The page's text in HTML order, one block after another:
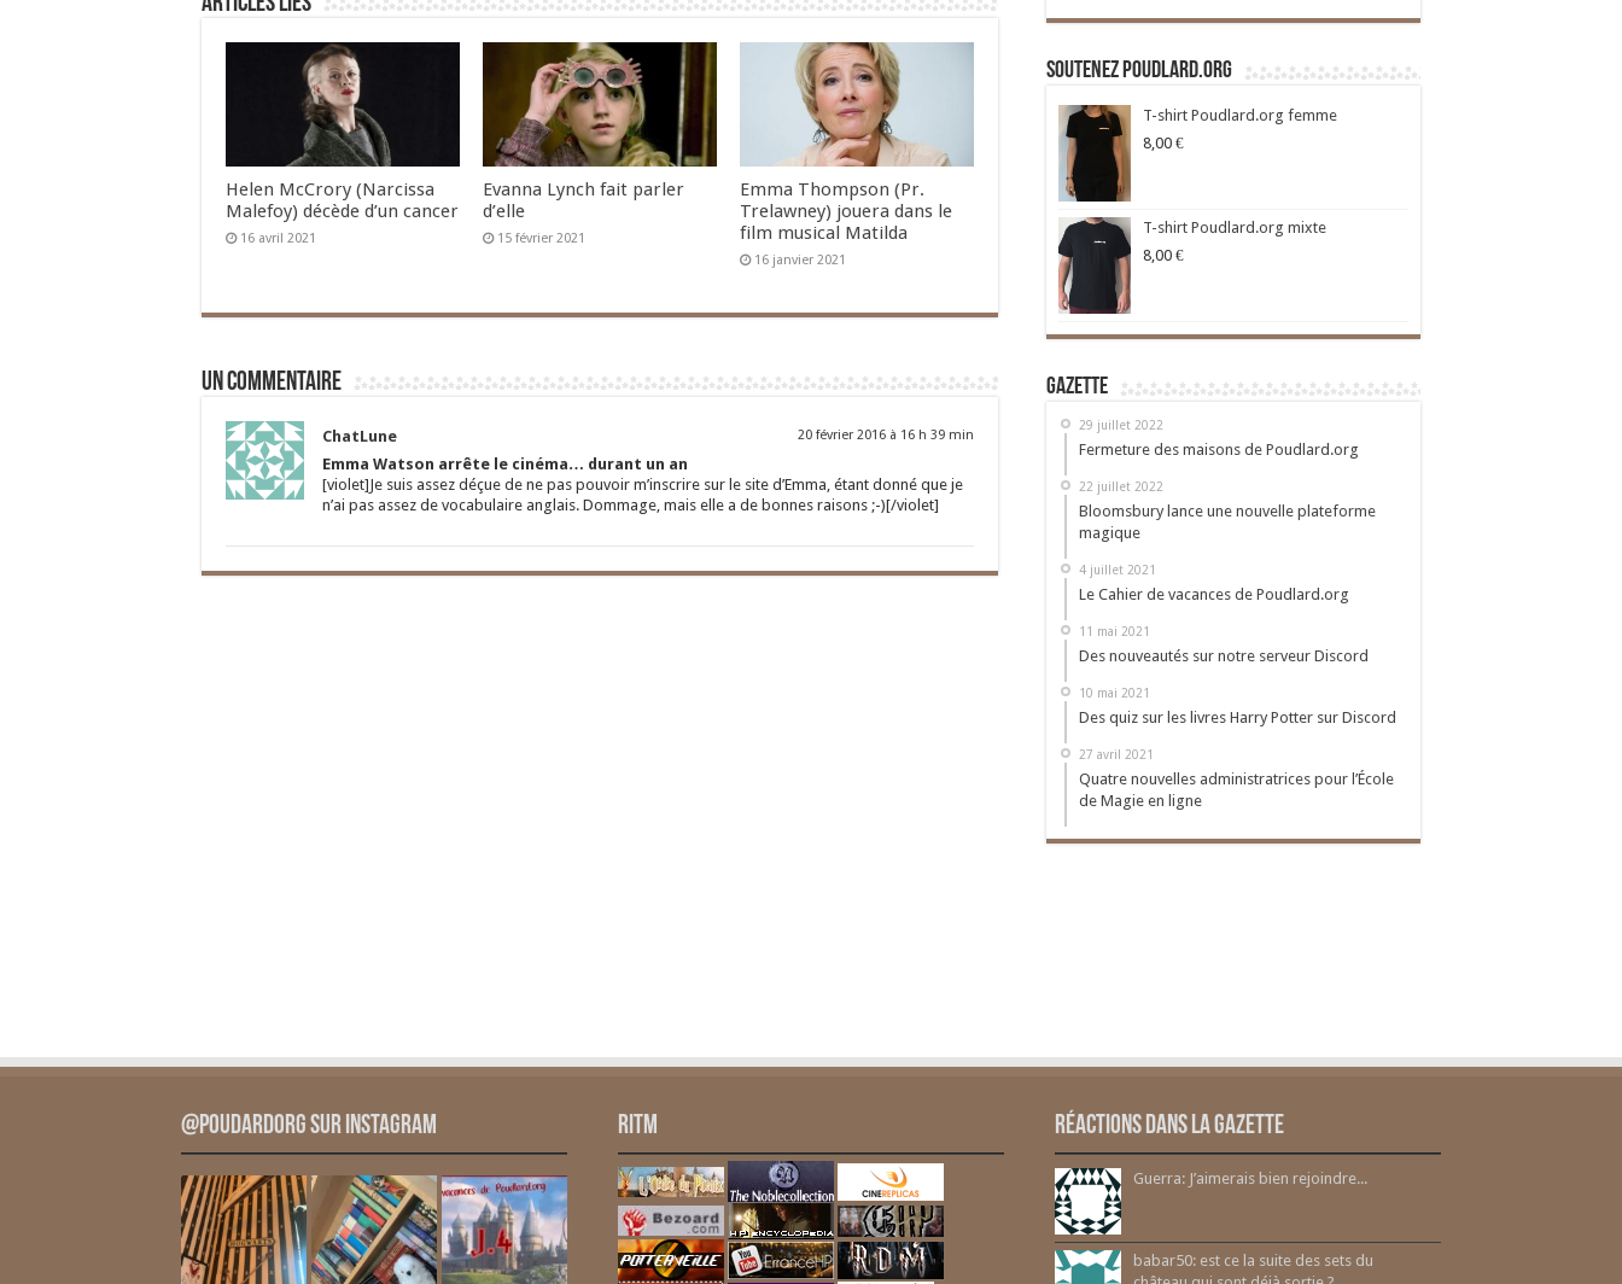
Helen McCrory (Narcissa
Malefoy) décède d’un cancer
16 avril 2021
Evanna Lynch fait parler
d’elle
15 février 2021
Emma Thompson (Pr.
Trelawney) jouera dans le
film musical Matilda
16 janvier 2021
Un commentaire
ChatLune 20 février 2016 à 16 h 39 min
Emma Watson arrête le cinéma… durant un an
[violet]Je suis assez déçue de ne pas pouvoir m’inscrire sur le site d’Emma, étant donné que je
n’ai pas assez de vocabulaire anglais. Dommage, mais elle a de bonnes raisons ;-)[/violet]
Soutenez Poudlard.org
T-shirt Poudlard.org femme
8,00 €
T-shirt Poudlard.org mixte
8,00 €
Gazette
29 juillet 2022
Fermeture des maisons de Poudlard.org
22 juillet 2022
Bloomsbury lance une nouvelle plateforme
magique
4 juillet 2021
Le Cahier de vacances de Poudlard.org
11 mai 2021
Des nouveautés sur notre serveur Discord
10 mai 2021
Des quiz sur les livres Harry Potter sur Discord
27 avril 2021
Quatre nouvelles administratrices pour l’École
de Magie en ligne
@PoudardOrg sur Instagram RITM Réactions dans la gazette
Guerra: J’aimerais bien rejoindre...
babar50: est ce la suite des sets du